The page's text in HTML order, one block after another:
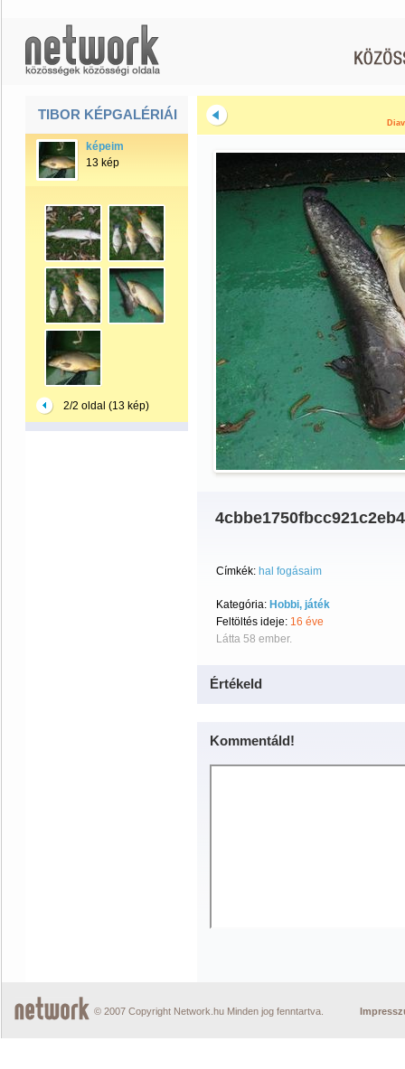
TIBOR KÉPGALÉRIÁI
képeim
13 kép
2/2 oldal (13 kép)
Címkék: hal fogásaim
Kategória: Hobbi, játék
Feltöltés ideje: 16 éve
Látta 58 ember.
Értékeld
Kommentáld!
© 2007 Copyright Network.hu Minden jog fenntartva.